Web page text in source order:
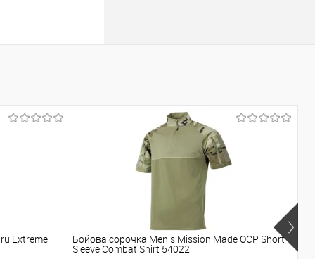
Extreme Бойова сорочка Men's Mission Made OCP Short
Sleeve Combat Shirt 54022